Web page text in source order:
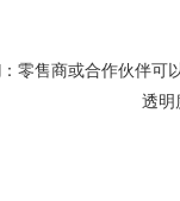
：零售商或合作伙伴可
透明